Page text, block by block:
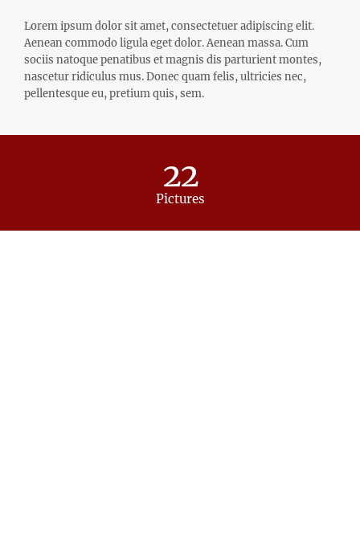
Lorem ipsum dolor sit amet, consectetuer adipiscing elit.
Aenean commodo ligula eget dolor. Aenean massa. Cum
sociis natoque penatibus et magnis dis parturient montes,
nascetur ridiculus mus. Donec quam felis, ultricies nec,
pellentesque eu, pretium quis, sem.
22
Pictures